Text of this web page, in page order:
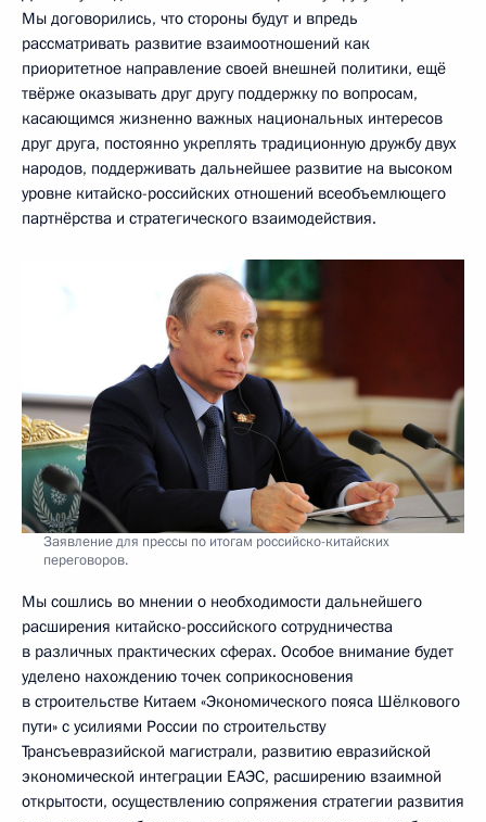
Мы договорились, что стороны будут и впредь
рассматривать развитие взаимоотношений как
приоритетное направление своей внешней политики, ещё
твёрже оказывать друг другу поддержку по вопросам,
касающимся жизненно важных национальных интересов
друг друга, постоянно укреплять традиционную дружбу двух
народов, поддерживать дальнейшее развитие на высоком
уровне китайско-российских отношений всеобъемлющего
партнёрства и стратегического взаимодействия.
Заявление для прессы по итогам российско-китайских
переговоров.
Мы сошлись во мнении о необходимости дальнейшего
расширения китайско-российского сотрудничества
в различных практических сферах. Особое внимание будет
уделено нахождению точек соприкосновения
в строительстве Китаем «Экономического пояса Шёлкового
пути» с усилиями России по строительству
Трансъевразийской магистрали, развитию евразийской
экономической интеграции ЕАЭС, расширению взаимной
открытости, осуществлению сопряжения стратегии развития